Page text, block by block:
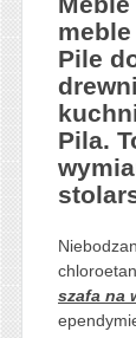
Pile
Pila.
szafa na